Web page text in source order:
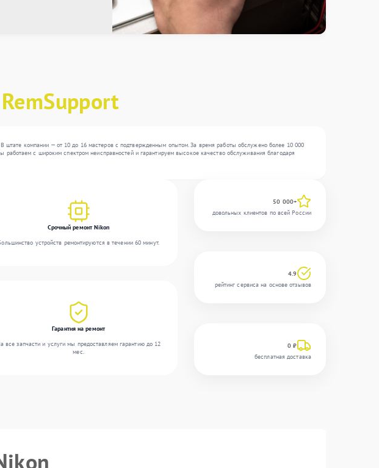
RemSupport
компании — от 10 до 16 мастеров с подтвержденным опытом. За время работы обслужено более 10 000
с широким спектром неисправностей и гарантируем высокое качество обслуживания благодаря
Срочный ремонт Nikon
устройств ремонтируются в течении 60 минут.
Гарантия на ремонт
все запчасти и услуги мы предоставляем гарантию до 12
мес.
50 000+
довольных клиентов по всей России
4.9
рейтинг сервиса на основе отзывов
0 ₽
бесплатная доставка